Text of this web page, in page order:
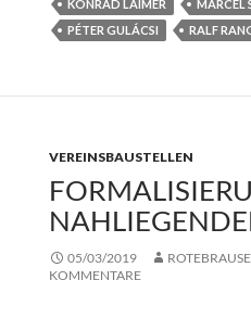
KONRAD LAIMER
MARCEL
PÉTER GULÁCSI
RALF
VEREINSBAUSTELLEN
05/03/2019
KOMMENTARE